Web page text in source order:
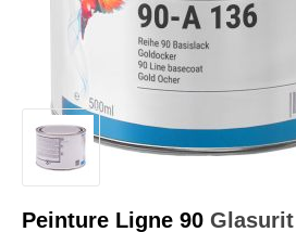
OUTILLAGE CARROSSERIE
ÉQUIPEMENT ATELIER CARROSSERIE
INSTALLATION LABO
TUTORIEL & CONSEILS
Peinture Ligne 90 Glasurit